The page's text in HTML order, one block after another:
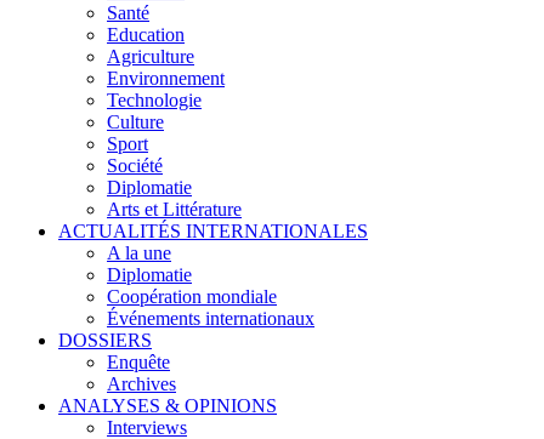
Santé
Education
Agriculture
Environnement
Technologie
Culture
Sport
Société
Diplomatie
Arts et Littérature
ACTUALITÉS INTERNATIONALES
A la une
Diplomatie
Coopération mondiale
Événements internationaux
DOSSIERS
Enquête
Archives
ANALYSES & OPINIONS
Interviews